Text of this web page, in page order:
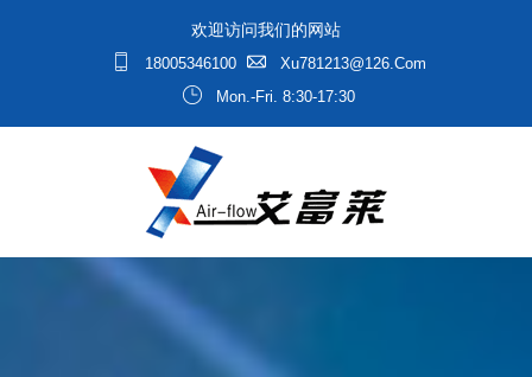
欢迎访问我们的网站
18005346100
Xu781213@126.com
Mon.-Fri. 8:30-17:30